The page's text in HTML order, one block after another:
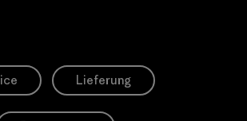
Lieferung